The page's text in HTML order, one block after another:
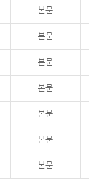
본문
본문
본문
본문
본문
본문
본문